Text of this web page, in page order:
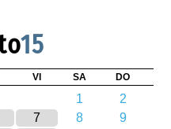
15
VI SA DO
1
2
7 8
9